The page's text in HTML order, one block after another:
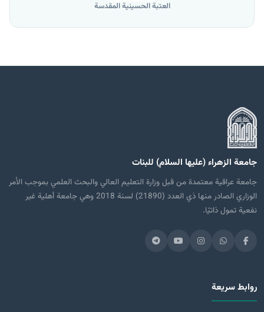
العتبة الحسينية المقدسة
جامعة الزهراء (عليها السلام) للبنات
جامعة عراقية معتمدة من قبل وزارة التعليم العالي والبحث العلمي بموجب الأمر
الوزاري الصادر منها ذي العدد (21890) لسنة 2018 وهي جامعة أهلية غير
نفعية تمول ذاتيًا.
روابط سريعة